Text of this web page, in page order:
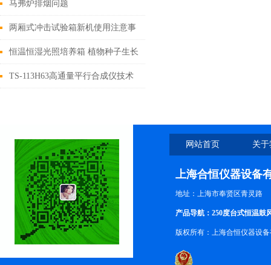
参数
马弗炉排烟问题
两厢式冲击试验箱新机使用注意事
项
恒温恒湿光照培养箱 植物种子生长
箱 种子发芽箱
TS-113H63高通量平行合成仪技术
网站首页 关
上海合恒仪器设备
地址：上海市奉贤区青灵路
产品导航：250度台式恒温鼓
版权所有：上海合恒仪器设